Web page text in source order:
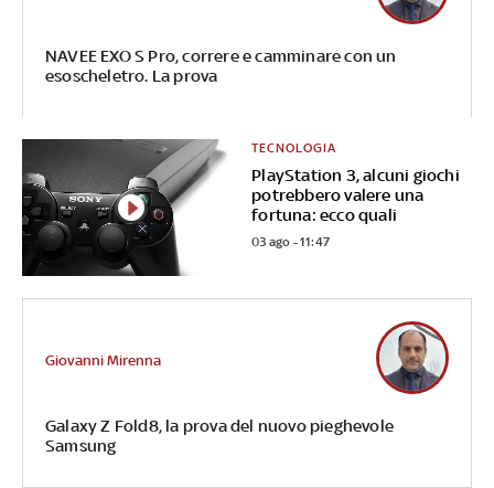
NAVEE EXO S Pro, correre e camminare con un
esoscheletro. La prova
PlayStation 3, alcuni giochi
potrebbero valere una
fortuna: ecco quali
TECNOLOGIA
03 ago - 11:47
Galaxy Z Fold8, la prova del nuovo pieghevole
Samsung
Giovanni Mirenna